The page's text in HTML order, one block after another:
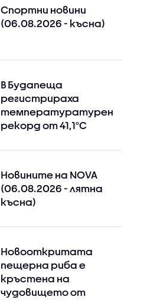
Спортни новини
(06.08.2026 - късна)
В Будапеща
регистрираха
температуратурен
рекорд от 41,1°C
Новините на NOVA
(06.08.2026 - лятна
късна)
Новооткритата
пещерна риба е
кръстена на
чудовището от